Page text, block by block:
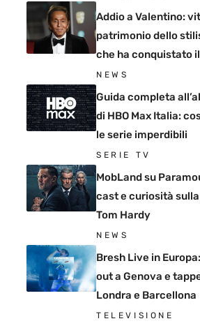
Addio a Valentino:
patrimonio dello
che ha conquistato
NEWS
Guida completa
di HBO Max Italia:
le serie imperdibili
SERIE TV
MobLand su
cast e curiosità
Tom Hardy
NEWS
Bresh Live in
out a Genova e
Londra e Barcellona
TELEVISIONE